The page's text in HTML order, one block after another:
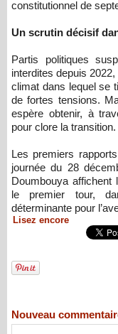
constitutionnel de
Un scrutin décisif
Partis politiques
interdites depuis
climat dans lequel se
de fortes tensions.
espère obtenir, à
pour clore la transition.
Les premiers
journée du 28
Doumbouya affichent
le premier tour,
déterminante pour
Lisez encore
Nouveau